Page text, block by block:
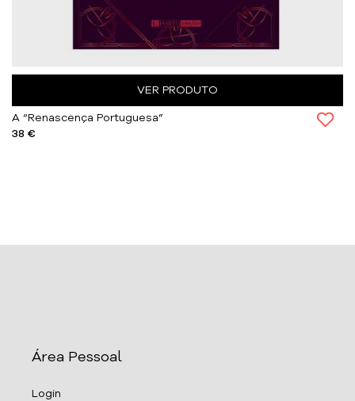
VER PRODUTO
A “Renascença Portuguesa”
38 €
Área Pessoal
Login